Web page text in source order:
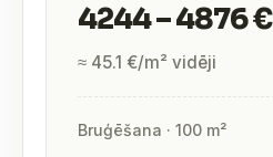
4244 – 4876 €
≈ 45.1 €/m² vidēji
Bruģēšana · 100 m²